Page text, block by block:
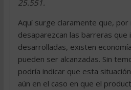
25.551.
Aquí surge claramente que, por
desaparezcan las barreras que
desarrolladas, existen
pueden ser alcanzadas. Sin
podría indicar que esta
aún en el caso en que el